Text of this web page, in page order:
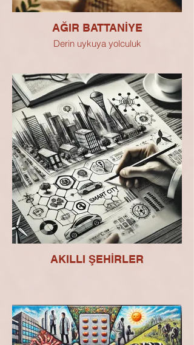
AĞIR BATTANİYE
Derin uykuya yolculuk
AKILLI ŞEHİRLER